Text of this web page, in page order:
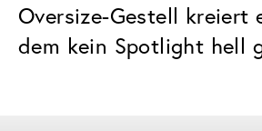
Oversize-Gestell kreiert
dem kein Spotlight hell